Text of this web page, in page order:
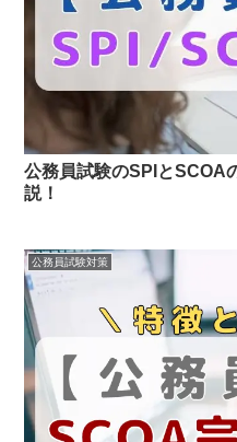
公務員試験のSPIとSCOA
説！
公務員試験対策